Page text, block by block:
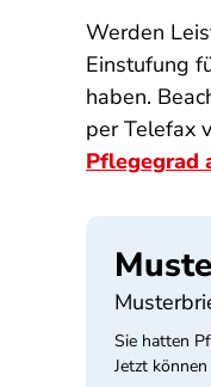
Werden
Einstufung
haben.
per Telefax
Pflegegrad
Sie hatten
Jetzt